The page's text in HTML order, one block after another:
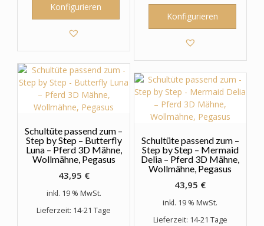
Konfigurieren
Konfigurieren
Schultüte passend zum –
Step by Step – Butterfly
Luna – Pferd 3D Mähne,
Wollmähne, Pegasus
43,95 €
inkl. 19 % MwSt.
Lieferzeit: 14-21 Tage
Schultüte passend zum –
Step by Step – Mermaid
Delia – Pferd 3D Mähne,
Wollmähne, Pegasus
43,95 €
inkl. 19 % MwSt.
Lieferzeit: 14-21 Tage